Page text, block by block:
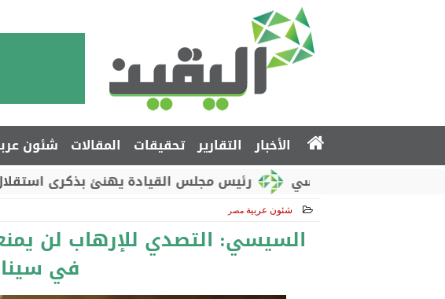
الأخبار التقارير تحقيقات المقالات شئون
رئيس مجلس القيادة يهنئ بذكرى استقلال الفلبين
شئون عربية مصر
السيسي: التصدي للإرهاب لن
في